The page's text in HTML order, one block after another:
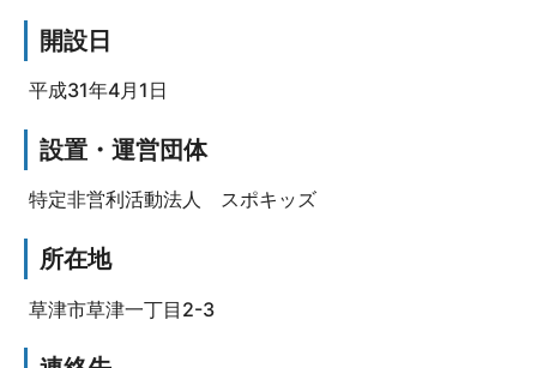
開設日
平成31年4月1日
設置・運営団体
特定非営利活動法人 スポキッズ
所在地
草津市草津一丁目2-3